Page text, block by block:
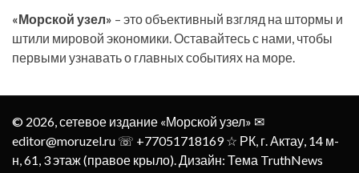
«Морской узел» – это объективный взгляд на штормы и
штили мировой экономики. Оставайтесь с нами, чтобы
первыми узнавать о главных событиях на море.
© 2026, сетевое издание «Морской узел» ✉︎
editor@moruzel.ru ☏ +77051718169 ☆ РК, г. Актау, 14 м-
н, 61, 3 этаж (правое крыло). Дизайн: Тема TruthNews